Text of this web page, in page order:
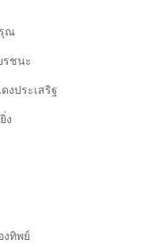
ณ
รชนะ
งประเสริฐ
ง
งทิพย์